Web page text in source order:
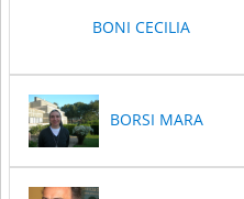
BONI CECILIA
BORSI MARA